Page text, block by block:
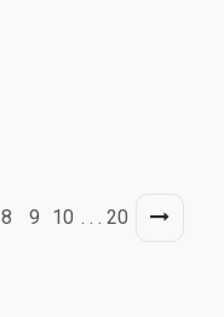
8 9 10 . . . 20